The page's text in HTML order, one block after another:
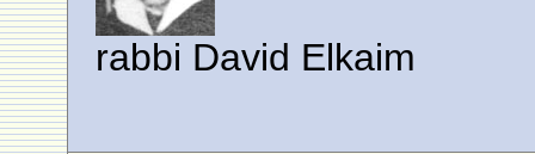
rabbi David Elkaim